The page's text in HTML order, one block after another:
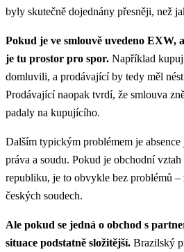
byly skutečně dojednány přesněji, než
Pokud je ve smlouvě uvedeno EXW,
je tu prostor pro spor. Například
domluvili, a prodávající by tedy měl
Prodávající naopak tvrdí, že smlouva
padaly na kupujícího.
Dalším typickým problémem je
práva a soudu. Pokud je obchodní vztah
republiku, je to obvykle bez problémů –
českých soudech.
Ale pokud se jedná o obchod s
situace podstatně složitější. Brazilský